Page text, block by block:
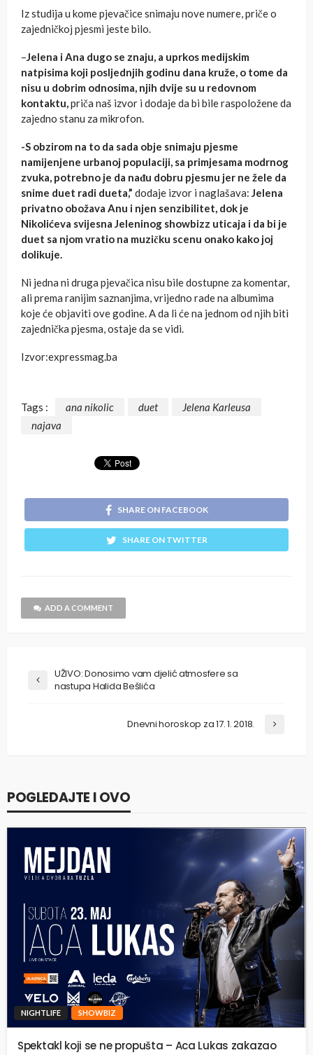
Iz studija u kome pjevačice snimaju nove numere, priče o
zajedničkoj pjesmi jeste bilo.
–Jelena i Ana dugo se znaju, a uprkos medijskim
natpisima koji posljednjih godinu dana kruže, o tome da
nisu u dobrim odnosima, njih dvije su u redovnom
kontaktu,priča naš izvor i dodaje da bi bile raspoložene da
zajedno stanu za mikrofon.
-S obzirom na to da sada obje snimaju pjesme
namijenjene urbanoj populaciji, sa primjesama modrnog
zvuka, potrebno je da nađu dobru pjesmu jer ne žele da
snime duet radi dueta,” dodaje izvor i naglašava: Jelena
privatno obožava Anu i njen senzibilitet, dok je
Nikolićeva svijesna Jeleninog showbizz uticaja i da bi je
duet sa njom vratio na muzičku scenu onako kako joj
dolikuje.
Ni jedna ni druga pjevačica nisu bile dostupne za komentar,
ali prema ranijim saznanjima, vrijedno rade na albumima
koje će objaviti ove godine. A da li će na jednom od njih biti
zajednička pjesma, ostaje da se vidi.
Izvor:expressmag.ba
Tags : ana nikolic duet
Jelena Karleusa
najava
SHARE ON FACEBOOK
SHARE ON TWITTER
ADD A COMMENT
UŽIVO: Donosimo vam djelić atmosfere sa
nastupa Halida Bešlića
Dnevni horoskop za 17. 1. 2018.
POGLEDAJTE I OVO
NIGHTLIFE SHOWBIZ
Spektakl koji se ne propušta – Aca Lukas zakazao